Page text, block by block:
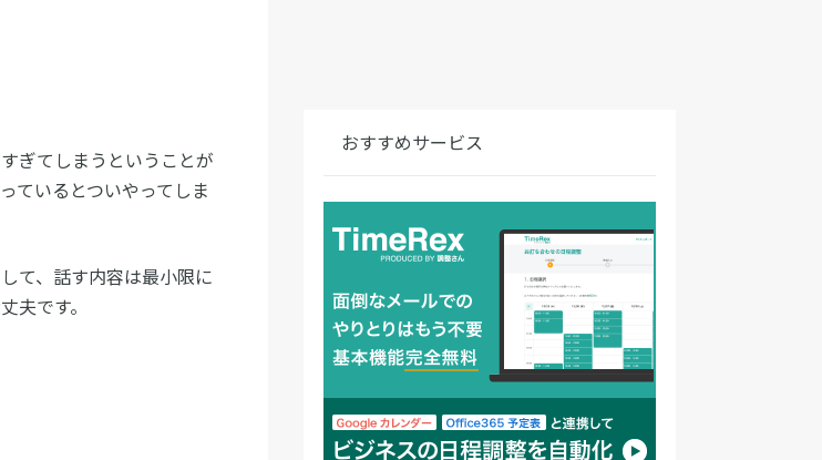
ぎてしまうということが
ているとついやってしま
て、話す内容は最小限に
夫です。
おすすめサービス